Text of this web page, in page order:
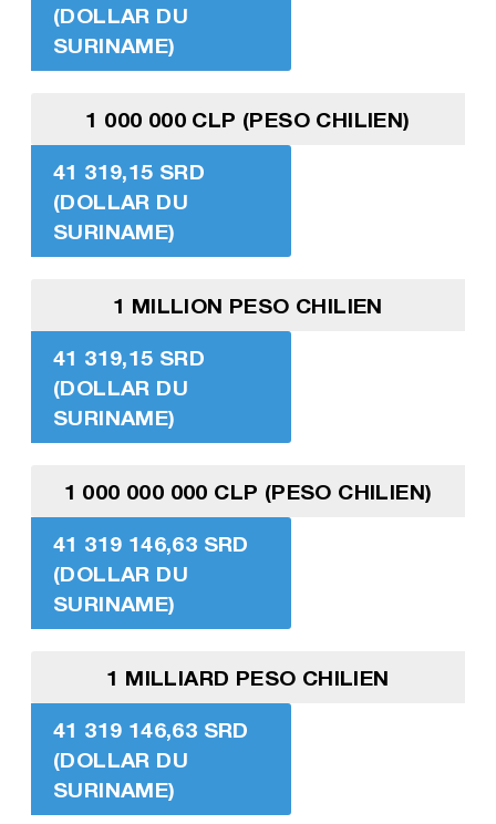
(DOLLAR DU
SURINAME)
1 000 000 CLP (PESO CHILIEN)
41 319,15 SRD
(DOLLAR DU
SURINAME)
1 MILLION PESO CHILIEN
41 319,15 SRD
(DOLLAR DU
SURINAME)
1 000 000 000 CLP (PESO CHILIEN)
41 319 146,63 SRD
(DOLLAR DU
SURINAME)
1 MILLIARD PESO CHILIEN
41 319 146,63 SRD
(DOLLAR DU
SURINAME)